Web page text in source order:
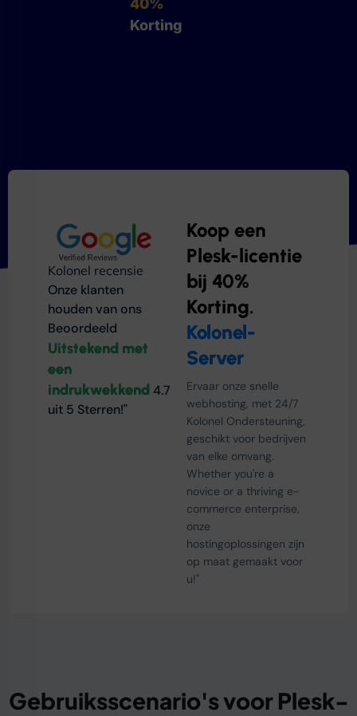
40%
Korting
Kolonel recensie
Onze klanten
houden van ons
Beoordeeld
Uitstekend met
een
indrukwekkend 4.7
uit 5 Sterren!"
Koop een
Plesk-licentie
bij 40%
Korting.
Kolonel-
Server
Ervaar onze snelle
webhosting, met 24/7
Kolonel Ondersteuning,
geschikt voor bedrijven
van elke omvang.
Whether you're a
novice or a thriving e-
commerce enterprise,
onze
hostingoplossingen zijn
op maat gemaakt voor
u!"
Gebruiksscenario's voor Plesk-